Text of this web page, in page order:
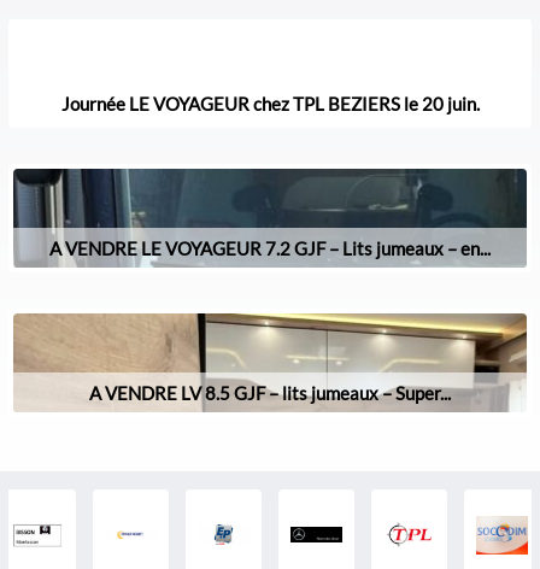
Journée LE VOYAGEUR chez TPL BEZIERS le 20 juin.
A VENDRE LE VOYAGEUR 7.2 GJF – Lits jumeaux – en...
A VENDRE LV 8.5 GJF – lits jumeaux – Super...